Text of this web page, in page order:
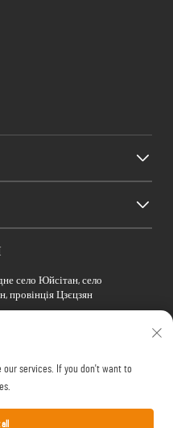
село Юйсітан, село
провінція Цзєцзян
services. If you don't want to